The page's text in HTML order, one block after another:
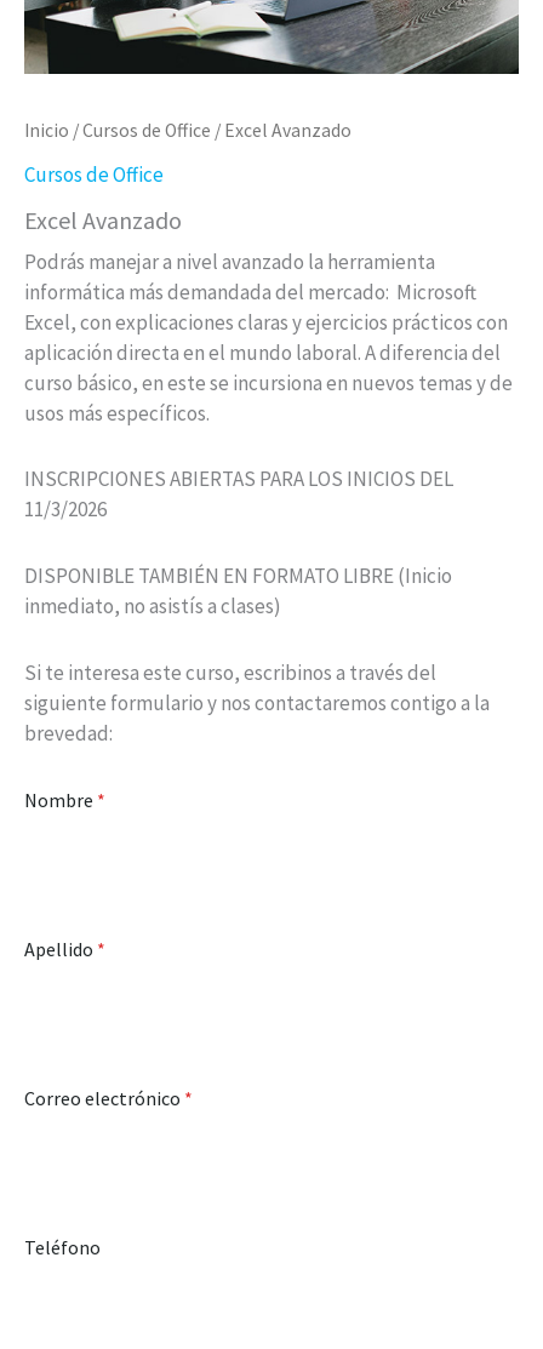
Inicio /Cursos de Office / Excel Avanzado
Cursos de Office
Excel Avanzado
Podrás manejar a nivel avanzado la herramienta
informática más demandada del mercado: Microsoft
Excel, con explicaciones claras y ejercicios prácticos con
aplicación directa en el mundo laboral. A diferencia del
curso básico, en este se incursiona en nuevos temas y de
usos más específicos.
INSCRIPCIONES ABIERTAS PARA LOS INICIOS DEL
11/3/2026
DISPONIBLE TAMBIÉN EN FORMATO LIBRE (Inicio
inmediato, no asistís a clases)
Si te interesa este curso, escribinos a través del
siguiente formulario y nos contactaremos contigo a la
brevedad:
Nombre *
Apellido *
Correo electrónico *
Teléfono